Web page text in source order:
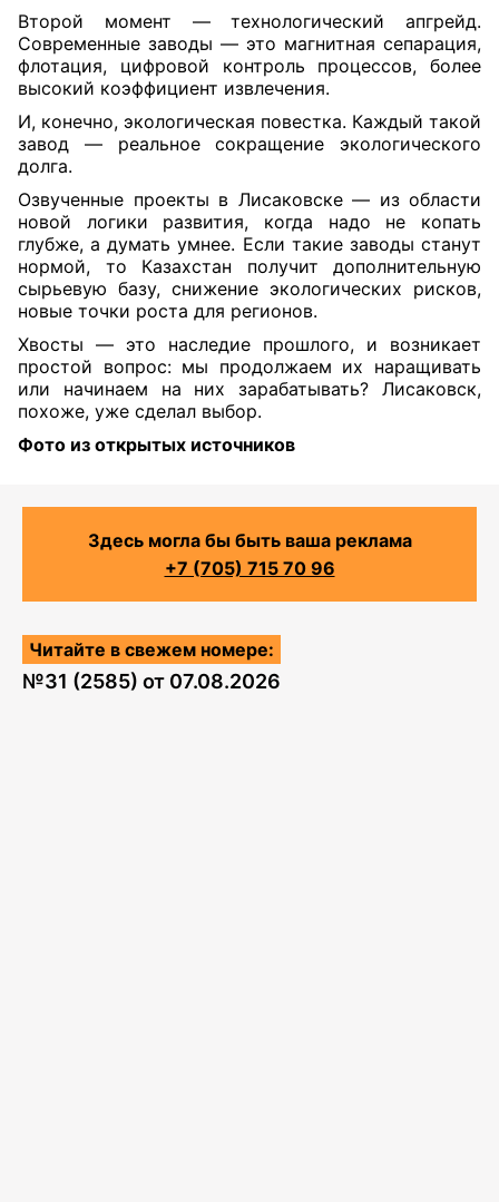
Второй момент — технологический апгрейд.
Современные заводы — это магнитная сепарация,
флотация, цифровой контроль процессов, более
высокий коэффициент извлечения.
И, конечно, экологическая повестка. Каждый такой
завод — реальное сокращение экологического
долга.
Озвученные проекты в Лисаковске — из области
новой логики развития, когда надо не копать
глубже, а думать умнее. Если такие заводы станут
нормой, то Казахстан получит дополнительную
сырьевую базу, снижение экологических рисков,
новые точки роста для регионов.
Хвосты — это наследие прошлого, и возникает
простой вопрос: мы продолжаем их наращивать
или начинаем на них зарабатывать? Лисаковск,
похоже, уже сделал выбор.
Фото из открытых источников
Здесь могла бы быть ваша реклама
+7 (705) 715 70 96
Читайте в свежем номере:
№31 (2585) от 07.08.2026